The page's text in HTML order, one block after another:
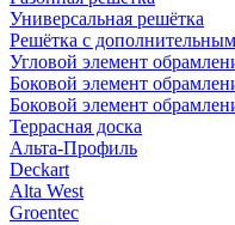
Универсальная решётка
Решётка с
Угловой элемент
Боковой элемент
Боковой элемент
Террасная доска
Альта-Профиль
Deckart
Alta West
Groentec